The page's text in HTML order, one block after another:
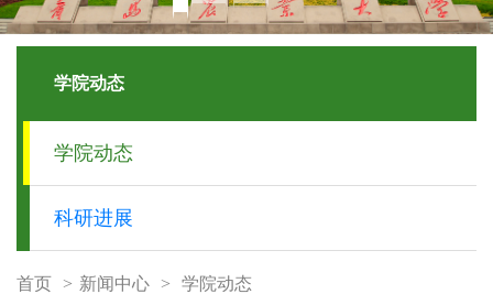
学院动态
学院动态
科研进展
首页 > 新闻中心 > 学院动态